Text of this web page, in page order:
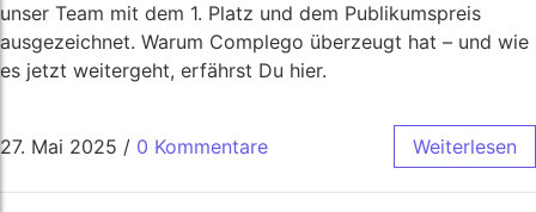
unser Team mit dem 1. Platz und dem Publikumspreis
ausgezeichnet. Warum Complego überzeugt hat – und wie
es jetzt weitergeht, erfährst Du hier.
27. Mai 2025 / 0 Kommentare Weiterlesen